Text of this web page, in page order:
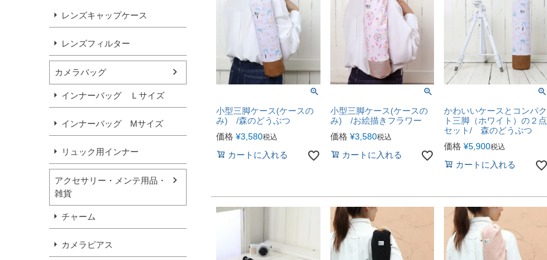
レンズキャップケース
レンズフィルター
カメラバッグ
インナーバッグ Ｌサイズ
インナーバッグ Мサイズ
リュック用インナー
アクセサリー・メンテ用品・
雑貨
チャーム
カメラピアス
小型三脚ケース(ケースの
み) /森のどうぶつ
価格 ¥3,580税込
カートに入れる
小型三脚ケース(ケースの
み) /お絵描きフラワー
価格 ¥3,580税込
カートに入れる
かわいいケースとコンパク
ト三脚（ホワイト）の２点
セット/ 森のどうぶつ
価格 ¥5,900税込
カートに入れる